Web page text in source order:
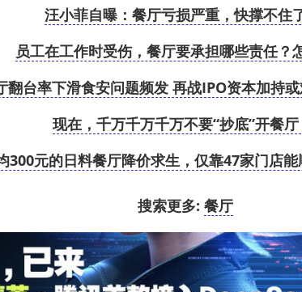
汪小菲自曝：餐厅亏损严重，快撑不住
员工在工作时受伤，餐厅要承担哪些责任？
翻台率下滑食安问题频发 再战IPO资本加持
现在，千万千万千万不要“抄底”开餐厅
300元的日料餐厅降价求生，仅靠47家门店能
搜索更多: 餐厅